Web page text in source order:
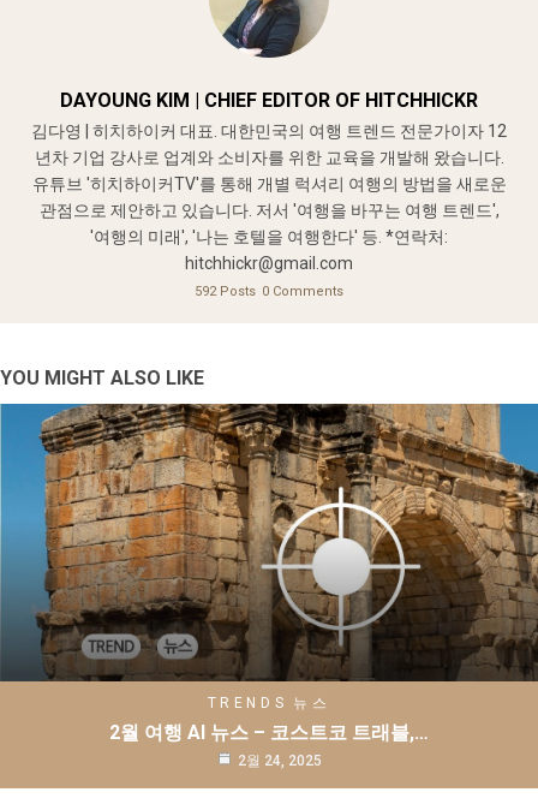
DAYOUNG KIM | CHIEF EDITOR OF HITCHHICKR
김다영 | 히치하이커 대표. 대한민국의 여행 트렌드 전문가이자 12
년차 기업 강사로 업계와 소비자를 위한 교육을 개발해 왔습니다.
유튜브 '히치하이커TV'를 통해 개별 럭셔리 여행의 방법을 새로운
관점으로 제안하고 있습니다. 저서 '여행을 바꾸는 여행 트렌드',
'여행의 미래', '나는 호텔을 여행한다' 등. *연락처:
hitchhickr@gmail.com
592 Posts 0 Comments
YOU MIGHT ALSO LIKE
TRENDS 뉴스
2월 여행 AI 뉴스 – 코스트코 트래블,…
2월 24, 2025